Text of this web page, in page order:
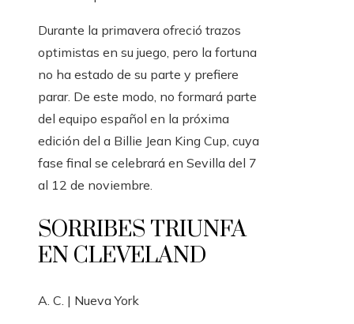
Durante la primavera ofreció trazos
optimistas en su juego, pero la fortuna
no ha estado de su parte y prefiere
parar. De este modo, no formará parte
del equipo español en la próxima
edición del a Billie Jean King Cup, cuya
fase final se celebrará en Sevilla del 7
al 12 de noviembre.
SORRIBES TRIUNFA
EN CLEVELAND
A. C. | Nueva York